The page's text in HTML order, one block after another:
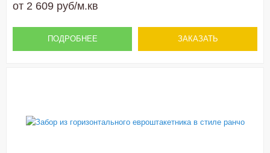
от 2 609 руб/м.кв
ПОДРОБНЕЕ ЗАКАЗАТЬ